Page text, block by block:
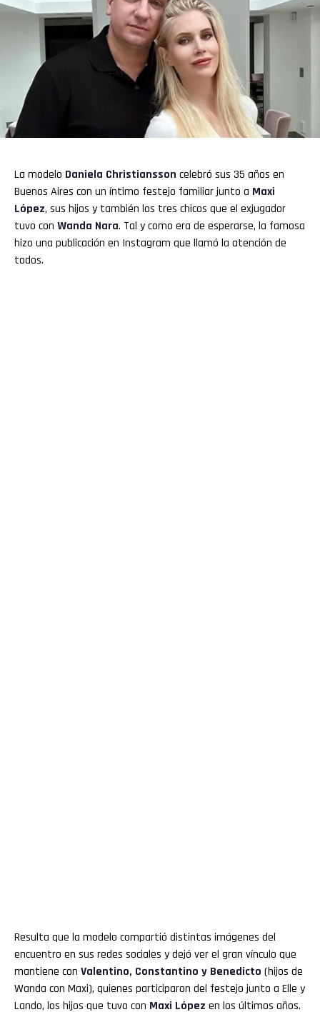
La modelo Daniela Christiansson celebró sus 35 años en
Buenos Aires con un íntimo festejo familiar junto a Maxi
López, sus hijos y también los tres chicos que el exjugador
tuvo con Wanda Nara. Tal y como era de esperarse, la famosa
hizo una publicación en Instagram que llamó la atención de
todos.
Resulta que la modelo compartió distintas imágenes del
encuentro en sus redes sociales y dejó ver el gran vínculo que
mantiene con Valentino, Constantino y Benedicto (hijos de
Wanda con Maxi), quienes participaron del festejo junto a Elle y
Lando, los hijos que tuvo con Maxi López en los últimos años.